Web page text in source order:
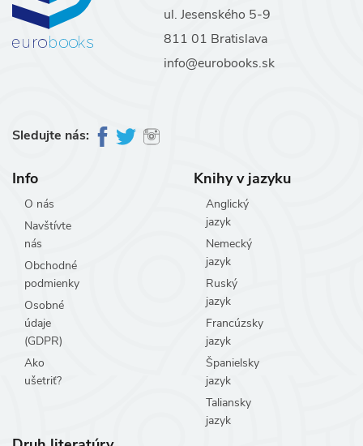
ul. Jesenského 5-9
811 01 Bratislava
info@eurobooks.sk
Sledujte nás:
Info
O nás
Navštívte
nás
Obchodné
podmienky
Osobné
údaje
(GDPR)
Ako
ušetriť?
Knihy v jazyku
Anglický
jazyk
Nemecký
jazyk
Ruský
jazyk
Francúzsky
jazyk
Španielsky
jazyk
Taliansky
jazyk